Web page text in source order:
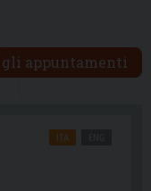
appuntamenti